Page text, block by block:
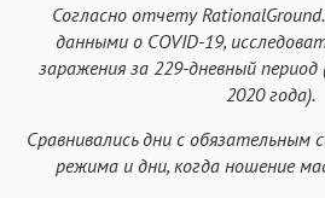
Согласно отчету
данными о COVID-19,
заражения за 229-дневный период
2020 года).
Сравнивались дни с обязательным
режима и дни, когда ношение